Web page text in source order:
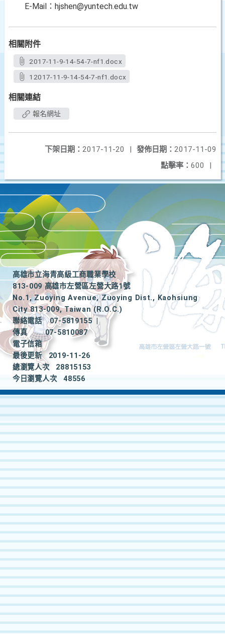
E-Mail：hjshen@yuntech.edu.tw
相關附件
2017-11-9-14-54-7-nf1.docx
12017-11-9-14-54-7-nf1.docx
相關連結
報名網址
發佈日期： 2017-11-09
下架日期： 2017-11-20
|
點擊率： 600 |
高雄市立海青高級工商職業學校
813-009 高雄市左營區左營大路1號
No.1, Zuoying Avenue, Zuoying Dist., Kaohsiung
City 813-009, Taiwan (R.O.C.)
聯絡電話
07-5819155
|
傳真
07-5810087
電子信箱
最後更新
2019-11-26
總瀏覽人次
28815153
今日瀏覽人次
48556